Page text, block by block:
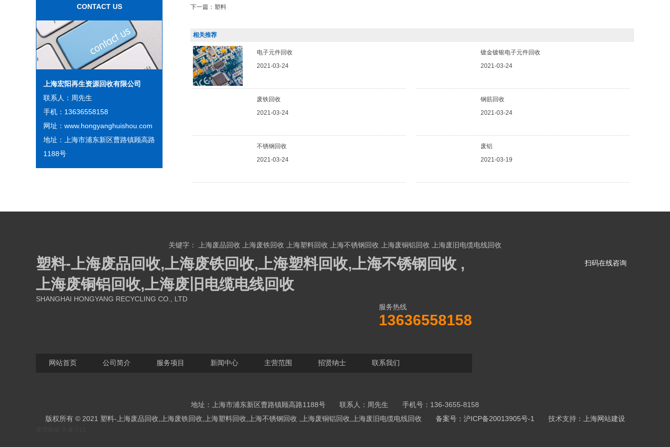
CONTACT US
上海宏阳再生资源回收有限公司
联系人：周先生
手机：13636558158
网址：www.hongyanghuishou.com
地址：上海市浦东新区曹路镇顾高路
1188号
下一篇： 塑料
相关推荐
电子元件回收
2021-03-24
镀金镀银电子元件回收
2021-03-24
废铁回收
2021-03-24
钢筋回收
2021-03-24
不锈钢回收
2021-03-24
废铝
2021-03-19
关键字： 上海废品回收 上海废铁回收 上海塑料回收 上海不锈钢回收 上海废铜铝回收 上海废旧电缆电线回收
塑料-上海废品回收,上海废铁回收,上海塑料回收,上海不锈钢回收 ,
上海废铜铝回收,上海废旧电缆电线回收
SHANGHAI HONGYANG RECYCLING CO., LTD
服务热线
13636558158
网站首页 公司简介 服务项目 新闻中心 主营范围 招贤纳士 联系我们
扫码在线咨询
地址：上海市浦东新区曹路镇顾高路1188号 联系人：周先生 手机号：136-3655-8158
版权所有 © 2021 塑料-上海废品回收,上海废铁回收,上海塑料回收,上海不锈钢回收 ,上海废铜铝回收,上海废旧电缆电线回收 备案号：沪ICP备20013905号-1 技术支持： 上海网站建设